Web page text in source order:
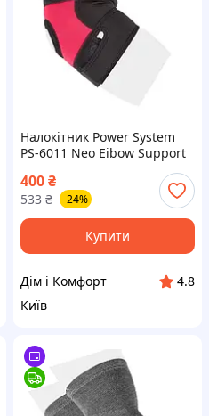
Налокітник Power System
PS-6011 Neo Eibow Support
400₴
533 ₴ -24%
Купити
Дім і Комфорт
4.8
Київ